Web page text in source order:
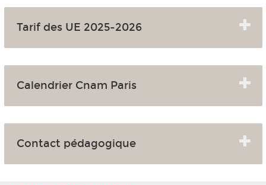
Tarif des UE 2025-2026
Calendrier Cnam Paris
Contact pédagogique